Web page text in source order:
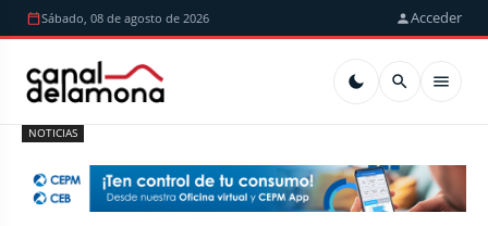
Sábado, 08 de agosto de 2026 Acceder
NOTICIAS